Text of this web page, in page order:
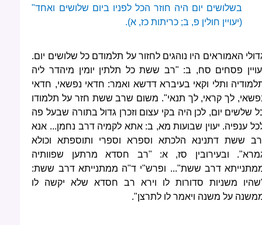
בשלושים יום היה חוזר הכל לפניו ביום שלושים ואחד"
(יעויין חולין פ, ב; כריתות כז, א).
האמוראים היו נוהגים לחזור על תלמודם כל שלושים יום.
פסחים סח, ב: "רב ששת כל תלתין יומין מיהדר ליה
ותלי וקאי בעיברא דדשא ואמר: חדאי נפשאי, חדאי
לך קראי, לך תנאי". משום שרב ששת חזר על תלמודו
שלשים יום, לכן היה בקי עצום וזכרן גדול בתורה שבעל פה
ענפיה. יעוין שבועות מא, ב: אתא לקמיה דרב נחמן... אנא
ששת דתנינא הלכתא וספרא וספרי ותוספתא וכולא
ובעירובין סז, א: "רב חסדא מרתען שפוותיה
דרב ששת"... ופרש"י ד"ה ממתנייתא דרב ששת:
משניות סדורות לו וירא רב חסדא שלא יקשה לו
על משנה ויאמר לו לתרצן".